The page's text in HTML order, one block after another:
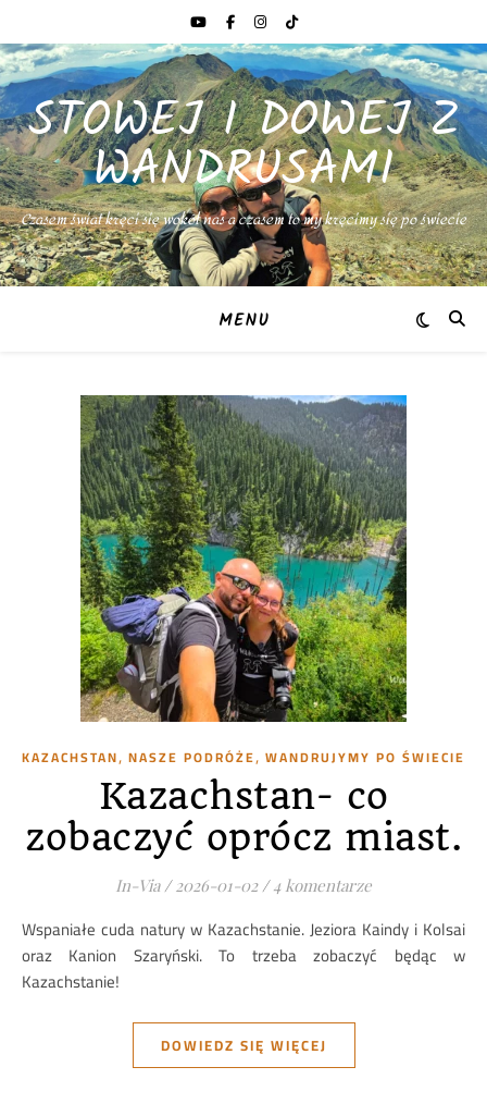
STOWEJ I DOWEJ Z
WANDRUSAMI
Czasem świat kręci się wokół nas a czasem to my kręcimy się po świecie
MENU
KAZACHSTAN, NASZE PODRÓŻE, WANDRUJYMY PO ŚWIECIE
Kazachstan- co
zobaczyć oprócz miast.
In-Via / 2026-01-02 / 4 komentarze
Wspaniałe cuda natury w Kazachstanie. Jeziora Kaindy i Kolsai
oraz Kanion Szaryński. To trzeba zobaczyć będąc w
Kazachstanie!
DOWIEDZ SIĘ WIĘCEJ